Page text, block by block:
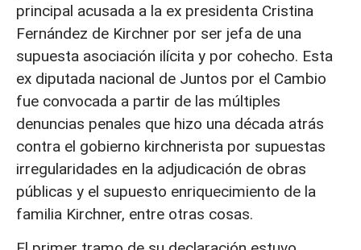
principal acusada a la ex presidenta Cristina
Fernández de Kirchner por ser jefa de una
supuesta asociación ilícita y por cohecho. Esta
ex diputada nacional de Juntos por el Cambio
fue convocada a partir de las múltiples
denuncias penales que hizo una década atrás
contra el gobierno kirchnerista por supuestas
irregularidades en la adjudicación de obras
públicas y el supuesto enriquecimiento de la
familia Kirchner, entre otras cosas.